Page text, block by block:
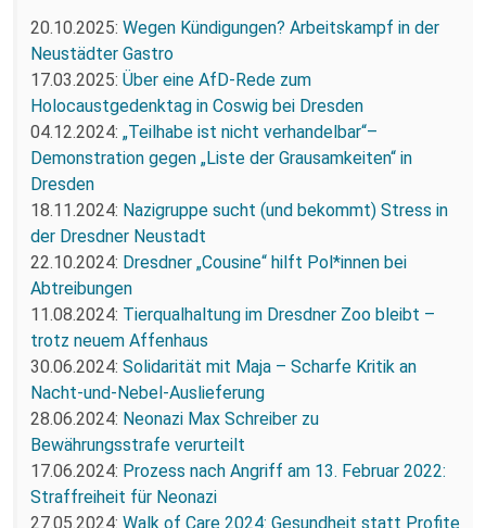
20.10.2025: Wegen Kündigungen? Arbeitskampf in der
Neustädter Gastro
17.03.2025: Über eine AfD-Rede zum
Holocaustgedenktag in Coswig bei Dresden
04.12.2024: „Teilhabe ist nicht verhandelbar“–
Demonstration gegen „Liste der Grausamkeiten“ in
Dresden
18.11.2024: Nazigruppe sucht (und bekommt) Stress in
der Dresdner Neustadt
22.10.2024: Dresdner „Cousine“ hilft Pol*innen bei
Abtreibungen
11.08.2024: Tierqualhaltung im Dresdner Zoo bleibt –
trotz neuem Affenhaus
30.06.2024: Solidarität mit Maja – Scharfe Kritik an
Nacht-und-Nebel-Auslieferung
28.06.2024: Neonazi Max Schreiber zu
Bewährungsstrafe verurteilt
17.06.2024: Prozess nach Angriff am 13. Februar 2022:
Straffreiheit für Neonazi
27.05.2024: Walk of Care 2024: Gesundheit statt Profite